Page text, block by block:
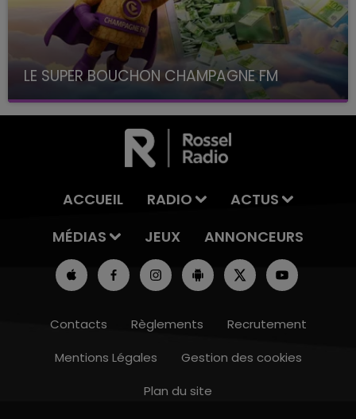
15h00 - 19h00
LE SUPER BOUCHON CHAMPAGNE FM
avec La Famille Champagne FM, à 8H10
ACCUEIL RADIO
ACTUS
MÉDIAS
JEUX ANNONCEURS
Contacts Règlements
Recrutement
Mentions Légales
Gestion des cookies
Plan du site